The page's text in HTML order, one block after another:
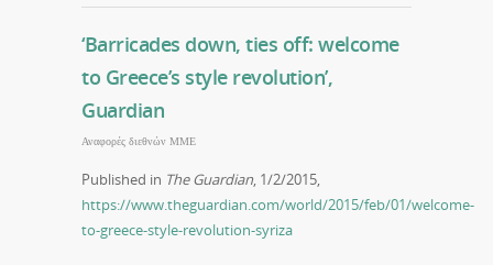
‘Barricades down, ties off: welcome
to Greece’s style revolution’,
Guardian
Αναφορές διεθνών ΜΜΕ
Published in The Guardian, 1/2/2015,
https://www.theguardian.com/world/2015/feb/01/welcome-
to-greece-style-revolution-syriza